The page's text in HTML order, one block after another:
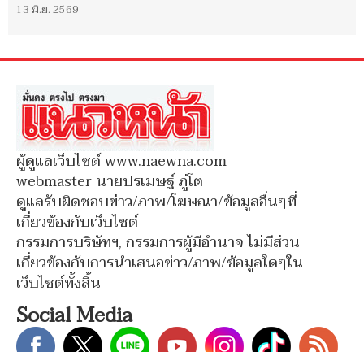
13 มิ.ย. 2569
ผู้ดูแลเว็บไซต์ www.naewna.com
webmaster นายปรเมษฐ์ ภู่โต
ดูแลรับผิดชอบข่าว/ภาพ/โฆษณา/ข้อมูลอื่นๆที่
เกี่ยวข้องกับเว็บไซต์
กรรมการบริษัทฯ, กรรมการผู้มีอำนาจ ไม่มีส่วน
เกี่ยวข้องกับการนำเสนอข่าว/ภาพ/ข้อมูลใดๆใน
เว็บไซต์ทั้งสิ้น
Social Media